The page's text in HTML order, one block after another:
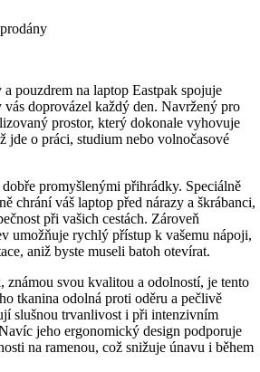
pouzdrem na laptop Eastpak spojuje
doprovázel každý den. Navržený pro
prostor, který dokonale vyhovuje
jde o práci, studium nebo volnočasové
promyšlenými přihrádky. Speciálně
chrání váš laptop před nárazy a škrábanci,
při vašich cestách. Zároveň
umožňuje rychlý přístup k vašemu nápoji,
aniž byste museli batoh otevírat.
známou svou kvalitou a odolností, je tento
tkanina odolná proti oděru a pečlivě
slušnou trvanlivost i při intenzivním
jeho ergonomický design podporuje
na ramenou, což snižuje únavu i během